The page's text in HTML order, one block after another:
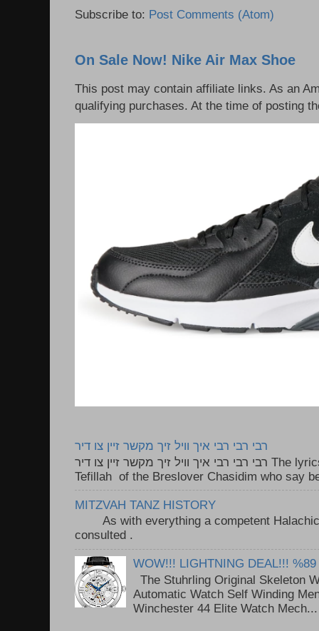
Subscribe to: Post Comments (Atom)
On Sale Now! Nike Air Max Shoe
This post may contain affiliate links. As an
qualifying purchases. At the time of posting
רבי רבי רבי איך וויל זיך מקשר זיין צו דיר
רבי רבי רבי איך וויל זיך מקשר זיין צו דיר The lyrics to this song are based on the
Tefillah of the Breslover Chasidim who say
MITZVAH TANZ HISTORY
As with everything a competent Halachic
consulted .
WOW!!! LIGHTNING DEAL!!! %89
The Stuhrling Original Skeleton
Automatic Watch Self Winding
Winchester 44 Elite Watch Mech...